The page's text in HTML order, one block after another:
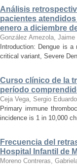
Análisis
pacientes
enero a diciembre
González Amezola, Jaime
Introduction: Dengue is
critical variant, Severe
Curso clínico de la
período
Ceja Vega, Sergio Eduardo
Primary immune
incidence is 1 in 10,000
Frecuencia del
Hospital Infantil de
Moreno Contreras,